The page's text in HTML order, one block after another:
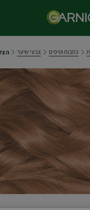
כתבות וטיפים צבעי שיער